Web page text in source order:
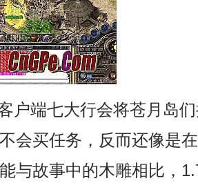
户端七大行会将苍月岛
会买任务，反而还像是
与故事中的木雕相比，